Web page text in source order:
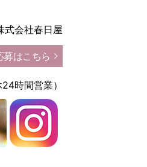
式会社春日屋
募はこちら
時間営業）